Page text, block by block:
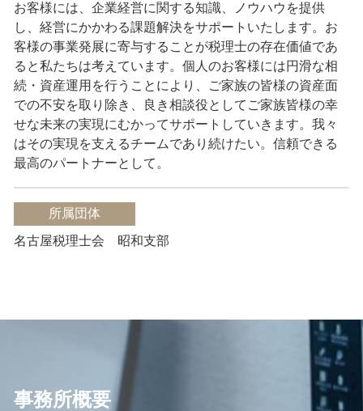
お客様には、企業経営に関する知識、ノウハウを提供
し、経営にかかわる課題解決をサポートいたします。 お
客様の事業発展に寄与することが税理士の存在価値であ
ると私たちは考えています。 個人のお客様には円滑な相
続・資産運用を行うことにより、ご家族の皆様の資産面
での不安を取り除き、良き相談役としてご家族皆様の幸
せな未来の実現にむかってサポートしていきます。 我々
はその実現を支えるチームであり続けたい。 信頼できる
最高のパートナーとして。
所属団体
名古屋税理士会 昭和支部
事務所概要